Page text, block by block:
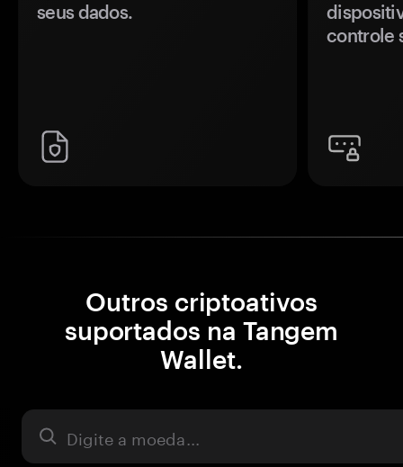
seus dados.
controle
Outros criptoativos
suportados na Tangem
Wallet.
Ativo